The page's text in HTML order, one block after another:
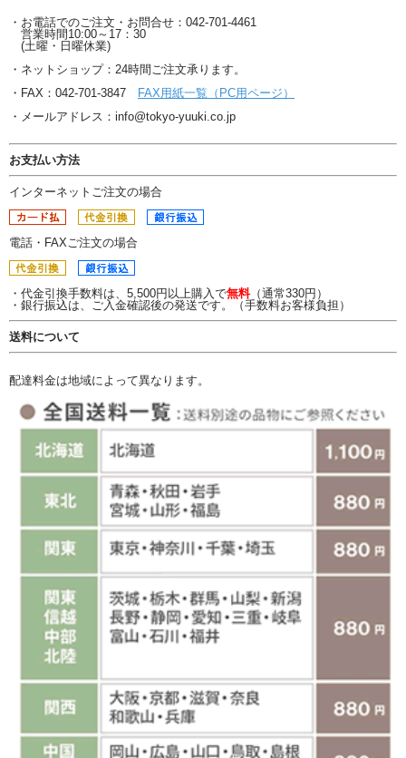
・お電話でのご注文・お問合せ：042-701-4461
営業時間10:00～17：30
(土曜・日曜休業)
・ネットショップ：24時間ご注文承ります。
・FAX：042-701-3847
FAX用紙一覧（PC用ページ）
・メールアドレス：info@tokyo-yuuki.co.jp
お支払い方法
インターネットご注文の場合
電話・FAXご注文の場合
・代金引換手数料は、5,500円以上購入で無料（通常330円）
・銀行振込は、ご入金確認後の発送です。（手数料お客様負担）
送料について
配達料金は地域によって異なります。